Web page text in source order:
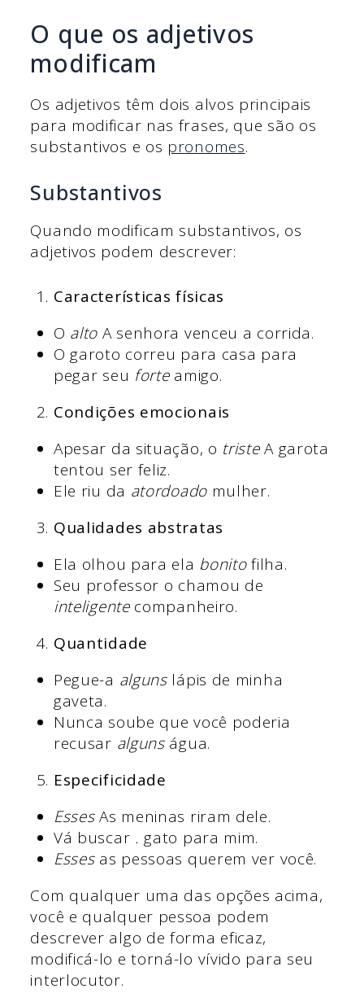
O que os adjetivos
modificam
Os adjetivos têm dois alvos principais
para modificar nas frases, que são os
substantivos e os pronomes.
Substantivos
Quando modificam substantivos, os
adjetivos podem descrever:
Características físicas
O alto A senhora venceu a corrida.
O garoto correu para casa para
pegar seu forteamigo.
Condições emocionais
Apesar da situação, o tristeA garota
tentou ser feliz.
Ele riu da atordoadomulher.
Qualidades abstratas
Ela olhou para ela bonitofilha.
Seu professor o chamou de
inteligentecompanheiro.
Quantidade
Pegue-a algunslápis de minha
gaveta.
Nunca soube que você poderia
recusar algunságua.
Especificidade
EssesAs meninas riram dele.
Vá buscar . gato para mim.
Essesas pessoas querem ver você.
Com qualquer uma das opções acima,
você e qualquer pessoa podem
descrever algo de forma eficaz,
modificá-lo e torná-lo vívido para seu
interlocutor.